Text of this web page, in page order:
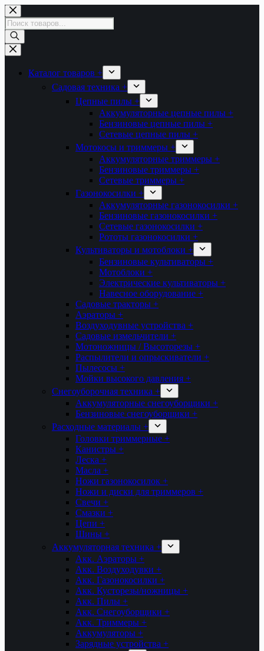
Перейти
к
сути
Поиск
товаров
Каталог товаров +
Садовая техника +
Цепные пилы +
Аккумуляторные цепные пилы +
Бензиновые цепные пилы +
Сетевые цепные пилы +
Мотокосы и триммеры +
Аккумуляторные триммеры +
Бензиновые триммеры +
Сетевые триммеры +
Газонокосилки +
Аккумуляторные газонокосилки +
Бензиновые газонокосилки +
Сетевые газонокосилки +
Рототы газонокосилки +
Культиваторы и мотоблоки +
Бензиновые культиваторы +
Мотоблоки +
Электрические культиваторы +
Навесное оборудование +
Садовые тракторы +
Аэраторы +
Воздуходувные устройства +
Садовые измельчители +
Мотоножницы / Высоторезы +
Распылители и опрыскиватели +
Пылесосы +
Мойки высокого давления +
Снегоуборочная техника +
Аккумуляторные снегоуборщики +
Бензиновые снегоуборщики +
Расходные материалы +
Головки триммерные +
Канистры +
Леска +
Масла +
Ножи газонокосилок +
Ножи и диски для триммеров +
Свечи +
Смазки +
Цепи +
Шины +
Аккумуляторная техника +
Акк. Аэраторы +
Акк. Воздуходувки +
Акк. Газонокосилки +
Акк. Кусторезы/ножницы +
Акк. Пилы +
Акк. Снегоуборщики +
Акк. Триммеры +
Аккумуляторы +
Зарядные устройства +